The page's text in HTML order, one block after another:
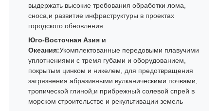
выдержать высокие требования обработки лома,
сноса,и развитие инфраструктуры в проектах
городского обновления
Юго-Восточная Азия и
Океания:Укомплектованные передовыми плавучими
уплотнениями с тремя губами и оборудованием,
покрытым цинком и никелем, для предотвращения
загрязнения абразивными вулканическими почвами,
тропической глиной,и прибрежный солевой спрей в
морском строительстве и рекультивации земель